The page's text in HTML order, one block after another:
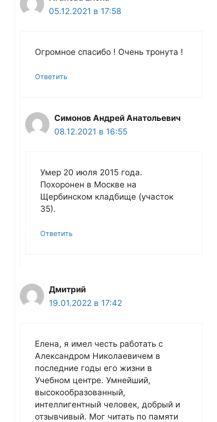
05.12.2021 в 17:58
Огромное спасибо ! Очень тронута !
Ответить
Симонов Андрей Анатольевич
08.12.2021 в 16:55
Умер 20 июля 2015 года.
Похоронен в Москве на
Щербинском кладбище (участок
35).
Ответить
Дмитрий
19.01.2022 в 17:42
Елена, я имел честь работать с
Александром Николаевичем в
последние годы его жизни в
Учебном центре. Умнейший,
высокообразованный,
интеллигентный человек, добрый и
отзывчивый. Мог читать по памяти